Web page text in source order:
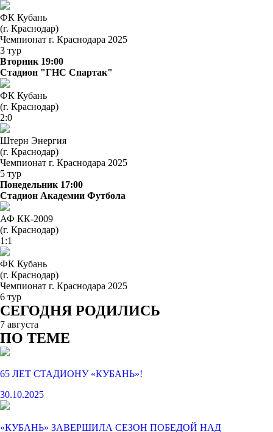
ФК Кубань
(г. Краснодар)
Чемпионат г. Краснодара 2025
3 тур
Вторник 19:00
Стадион "ГНС Спартак"
ФК Кубань
(г. Краснодар)
2:0
Штерн Энергия
(г. Краснодар)
Чемпионат г. Краснодара 2025
5 тур
Понедельник 17:00
Стадион Академии Футбола
АФ КК-2009
(г. Краснодар)
1:1
ФК Кубань
(г. Краснодар)
Чемпионат г. Краснодара 2025
6 тур
СЕГОДНЯ РОДИЛИСЬ
7 августа
ПО ТЕМЕ
65 ЛЕТ СТАДИОНУ «КУБАНЬ»!
30.10.2025
«КУБАНЬ» ЗАВЕРШИЛА СЕЗОН ПОБЕДОЙ НАД